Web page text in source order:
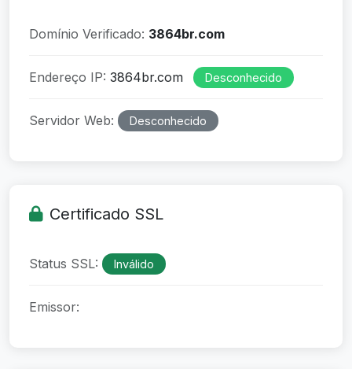
Domínio Verificado: 3864br.com
Endereço IP: 3864br.com Desconhecido
Servidor Web: Desconhecido
Certificado SSL
Status SSL: Inválido
Emissor: